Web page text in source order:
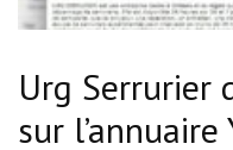
Urg Serrurier
sur